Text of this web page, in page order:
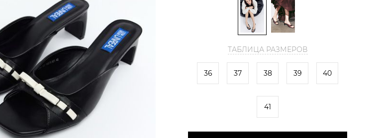
ТАБЛИЦА РАЗМЕРОВ
36 37 38 39 40
41